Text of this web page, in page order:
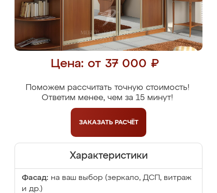
Цена: от 37 000 ₽
Поможем рассчитать точную стоимость!
Ответим менее, чем за 15 минут!
ЗАКАЗАТЬ РАСЧЁТ
Характеристики
Фасад: на ваш выбор (зеркало, ДСП, витраж
и др.)